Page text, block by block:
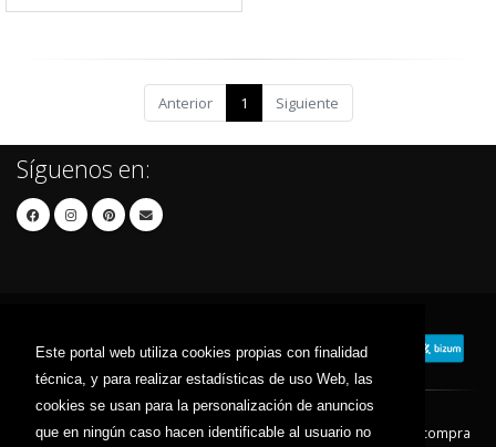
Este portal web utiliza cookies propias con finalidad
técnica, y para realizar estadísticas de uso Web, las
cookies se usan para la personalización de anuncios
que en ningún caso hacen identificable al usuario no
Anterior 1 Siguiente
Síguenos en:
Contacto Aviso Legal Condiciones de compra